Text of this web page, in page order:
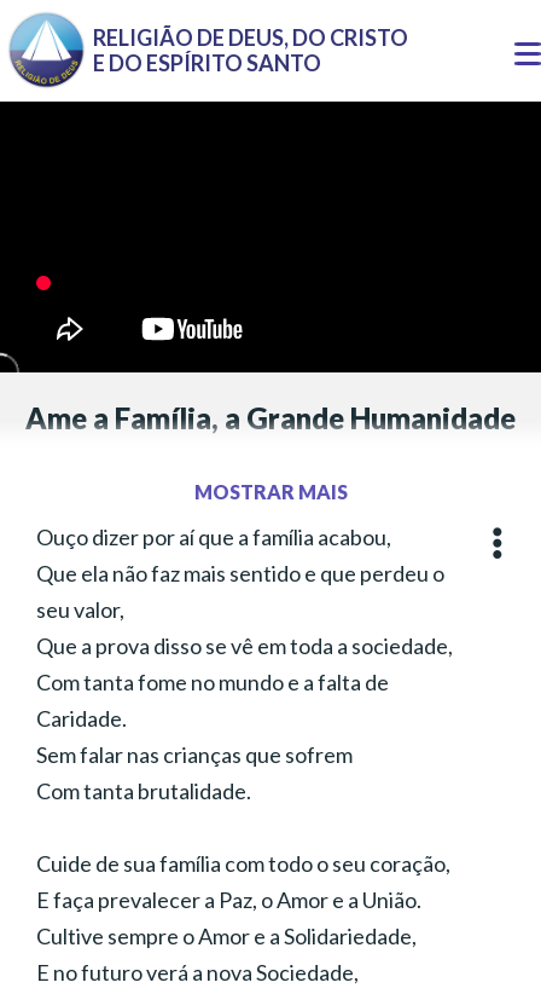
Pular para o conteúdo principal
RELIGIÃO DE DEUS, DO CRISTO
E DO ESPÍRITO SANTO
Ame a Família, a Grande Humanidade
1979) e Paiva Netto
Letra:
Paulo Aparecido Bertholin
Música:Paulo Aparecido Bertholin
Interpretação:Banda Novo Mandamento
Gênero:Rock
MOSTRAR MAIS
Mais
Ouço dizer por aí que a família acabou,
Que ela não faz mais sentido e que perdeu o
seu valor,
Que a prova disso se vê em toda a sociedade,
Com tanta fome no mundo e a falta de
Caridade.
Sem falar nas crianças que sofrem
Com tanta brutalidade.
Cuide de sua família com todo o seu coração,
E faça prevalecer a Paz, o Amor e a União.
Cultive sempre o Amor e a Solidariedade,
E no futuro verá a nova Sociedade,